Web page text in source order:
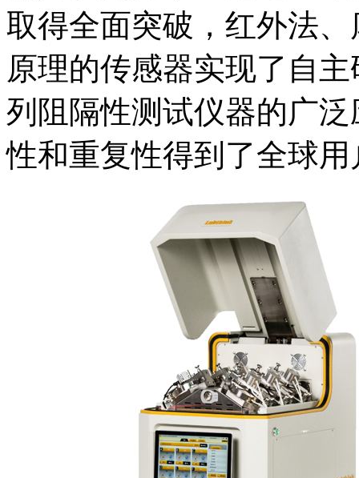
取得全面突破，红外法
原理的传感器实现了自
列阻隔性测试仪器的广
性和重复性得到了全球